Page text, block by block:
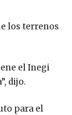
los terrenos
el Inegi
dijo.
para el